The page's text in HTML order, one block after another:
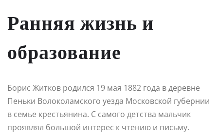
Ранняя жизнь и
образование
Борис Житков родился 19 мая 1882 года в деревне
Пеньки Волоколамского уезда Московской губернии
в семье крестьянина. С самого детства мальчик
проявлял большой интерес к чтению и письму.